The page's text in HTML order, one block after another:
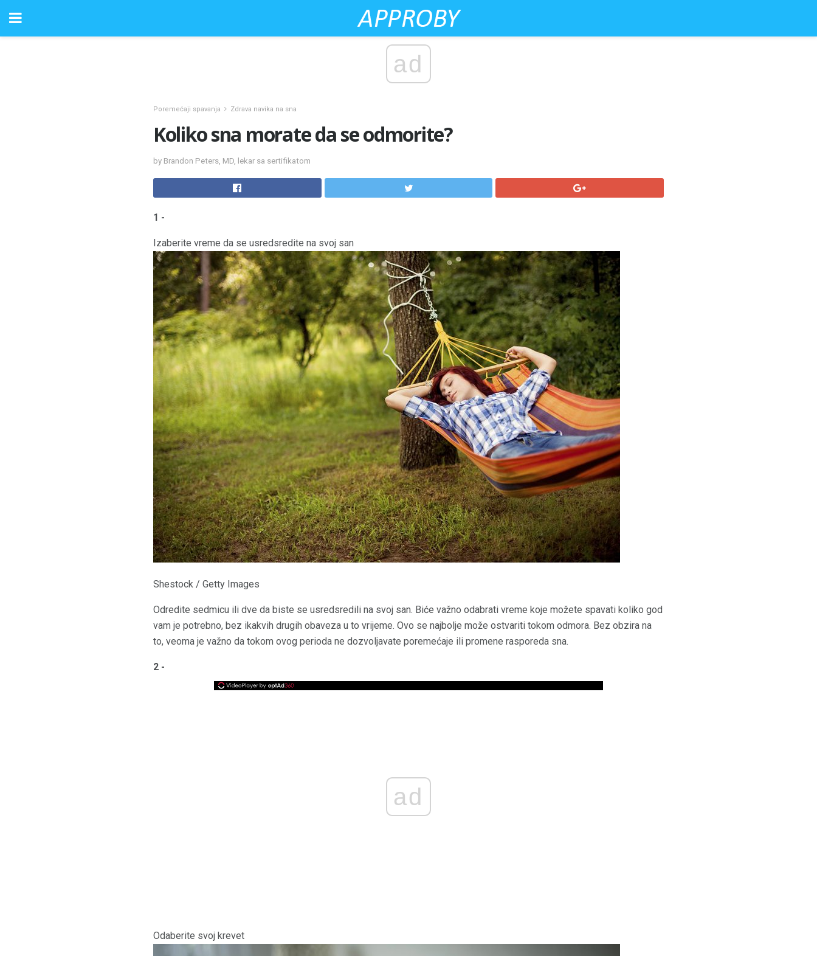
ad
Poremećaji spavanja Zdrava navika na sna
Koliko sna morate da se odmorite?
by Brandon Peters, MD, lekar sa sertifikatom
1 -
Izaberite vreme da se usredsredite na svoj san
Shestock / Getty Images
Odredite sedmicu ili dve da biste se usredsredili na svoj san. Biće važno odabrati vreme koje možete spavati koliko god
vam je potrebno, bez ikakvih drugih obaveza u to vrijeme. Ovo se najbolje može ostvariti tokom odmora. Bez obzira na
to, veoma je važno da tokom ovog perioda ne dozvoljavate poremećaje ili promene rasporeda sna.
2 -
ad
Odaberite svoj krevet